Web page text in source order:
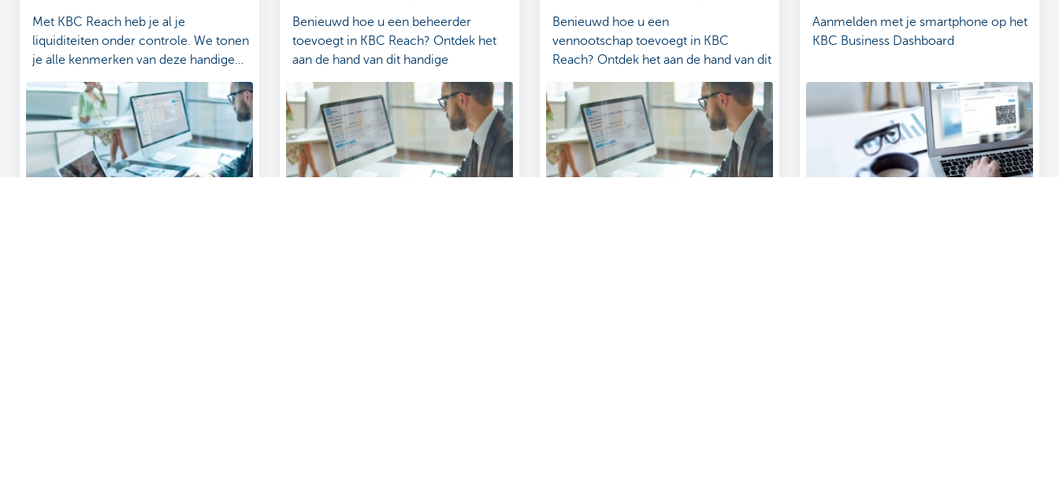
Met KBC Reach heb je al je
liquiditeiten onder controle. We tonen
je alle kenmerken van deze handige
Benieuwd hoe u een beheerder
toevoegt in KBC Reach? Ontdek het
aan de hand van dit handige
Benieuwd hoe u een
vennootschap toevoegt in KBC
Reach? Ontdek het aan de hand van dit
Aanmelden met je smartphone op het
KBC Business Dashboard